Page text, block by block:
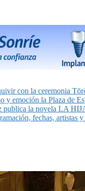
con la ceremonia
y emoción la Plaza de
la novela LA
fechas, artistas